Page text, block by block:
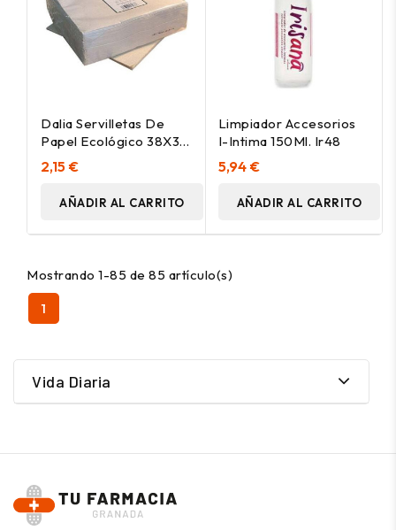
Dalia Servilletas De
Papel Ecológico 38X38
50Uds
2,15 €
AÑADIR AL CARRITO
Limpiador Accesorios
I-Intima 150Ml. Ir48
5,94 €
AÑADIR AL CARRITO
Mostrando 1-85 de 85 artículo(s)
1
Vida Diaria